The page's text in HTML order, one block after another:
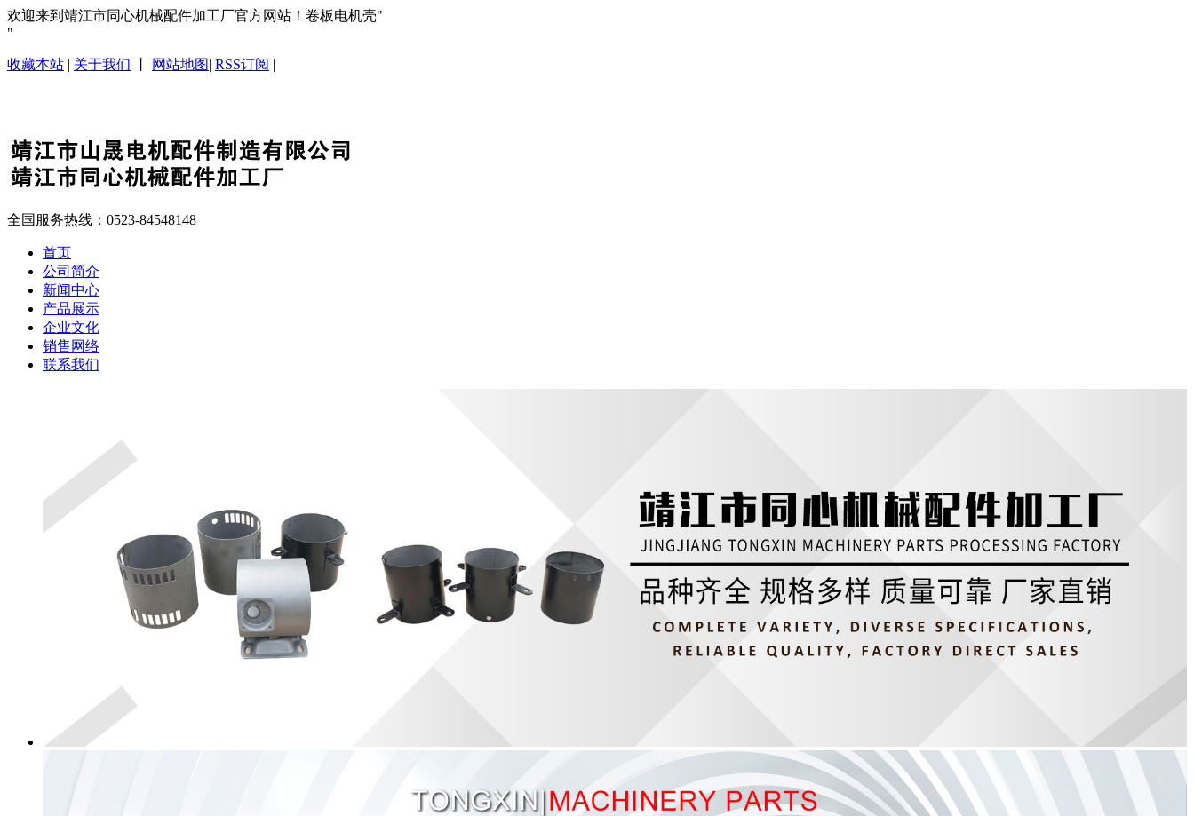
欢迎来到靖江市同心机械配件加工厂官方网站！卷板电机壳
收藏本站 | 关于我们 网站地图| RSS订阅 |
全国服务热线： 0523-84548148
首页
公司简介
新闻中心
产品展示
企业文化
销售网络
联系我们